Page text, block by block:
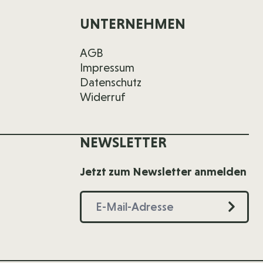
UNTERNEHMEN
AGB
Impressum
Datenschutz
Widerruf
NEWSLETTER
Jetzt zum Newsletter anmelden